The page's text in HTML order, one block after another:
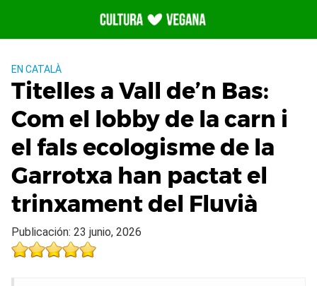
contenido
EN CATALÀ
Titelles a Vall de’n Bas:
Com el lobby de la carn i
el fals ecologisme de la
Garrotxa han pactat el
trinxament del Fluvià
Publicación: 23 junio, 2026